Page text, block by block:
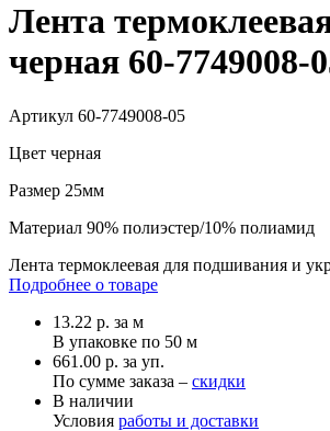
Лента
черная 60-7749008-
Артикул 60-7749008-05
Цвет черная
Размер 25мм
Материал 90% полиэстер/10% полиамид
Лента термоклеевая для подшивания и
Подробнее о товаре
13.22 р. за м
В упаковке по 50 м
661.00 р. за уп.
По сумме заказа – скидки
В наличии
Условия работы и доставки